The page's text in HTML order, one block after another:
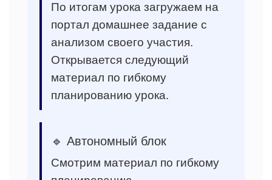
По итогам урока загружаем на
портал домашнее задание с
анализом своего участия.
Открывается следующий
материал по гибкому
планированию урока.
🔹 Автономный блок
Смотрим материал по гибкому